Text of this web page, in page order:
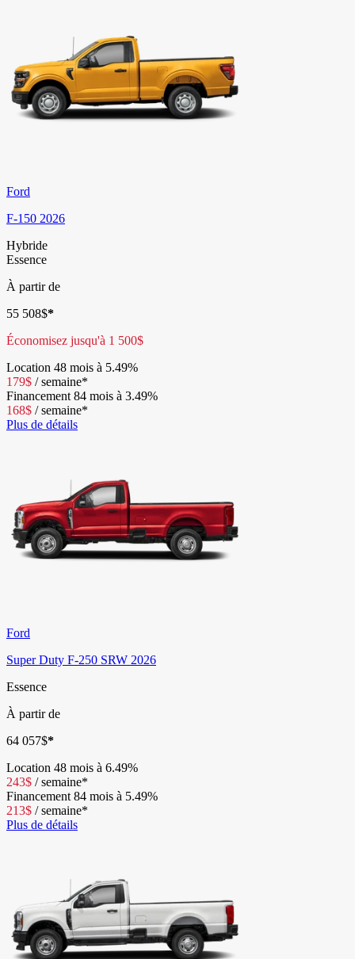
Ford
F-150 2026
Hybride
Essence
À partir de
55 508$*
Économisez jusqu'à 1 500$
Location 48 mois à 5.49%
179$ /semaine*
Financement 84 mois à 3.49%
168$ /semaine*
Plus de détails
Ford
Super Duty F-250 SRW 2026
Essence
À partir de
64 057$*
Location 48 mois à 6.49%
243$ /semaine*
Financement 84 mois à 5.49%
213$ /semaine*
Plus de détails